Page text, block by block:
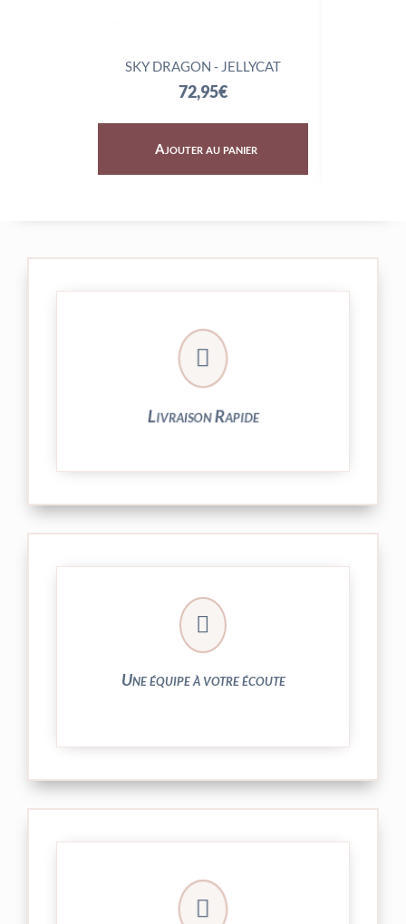
SKY DRAGON - JELLYCAT
72,95€
Ajouter au panier

Livraison Rapide
Votre commande est expédiée sous
24/48h et livrée par Colissimo.

Une équipe à votre écoute
N’hésitez pas à nous solliciter
► 04 73 27 04 20
► contact@peekaboo.fr

entièrement sécurisées grâce au système
crypté de notre partenaire PayPlug.